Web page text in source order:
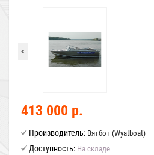
<
413 000 р.
Производитель: Вятбот (Wyatboat)
Доступность: На складе